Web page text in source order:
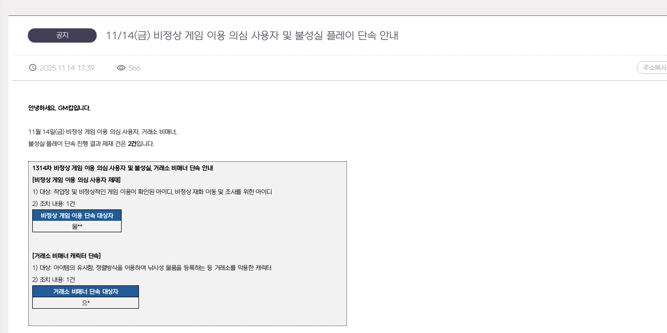
공지 11/14(금) 비정상 게임 이용 의심 사용자 및 불성실 플레이 단속 안내
2025.11.14 17:39 566 주소복사
안녕하세요. GM캅입니다.
11 월 14일(금) 비정상 게임 이용 의심 사용자, 거래소 비매너,
불성실 플레이 단속 진행 결과 제재 건은 2건입니다.
1314차 비정상 게임 이용 의심 사용자 및 불성실,거래소 비매너 단속 안내
비정상 게임 이용 의심 사용자 제재
1) 대상: 작업장 및 비정상적인 게임 이용이 확인된 아이디, 비정상 재화 이동 및 조사를 위한 아이디
2) 조치 내용: 1 건
비정상 게임 이용 단속 대상자
물**
[거래소 비매너 캐릭터 단속]
1) 대상: 아이템의 유사함, 정렬방식을 이용하여 낚시성 물품을 등록하는 등 거래소를 악용한 캐릭터
2) 조치 내용: 1 건
거래소 비매너 단속 대상자
으*